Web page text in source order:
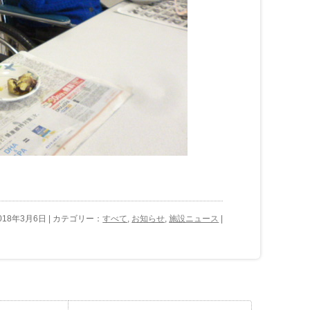
年3月6日 | カテゴリー：すべて お知らせ ,施設ニュース |